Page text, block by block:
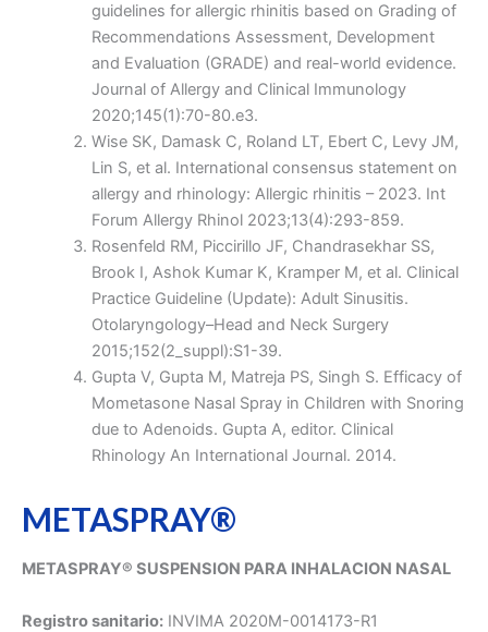
guidelines for allergic rhinitis based on Grading of
Recommendations Assessment, Development
and Evaluation (GRADE) and real-world evidence.
Journal of Allergy and Clinical Immunology
2020;145(1):70-80.e3.
Wise SK, Damask C, Roland LT, Ebert C, Levy JM,
Lin S, et al. International consensus statement on
allergy and rhinology: Allergic rhinitis – 2023. Int
Forum Allergy Rhinol 2023;13(4):293-859.
Rosenfeld RM, Piccirillo JF, Chandrasekhar SS,
Brook I, Ashok Kumar K, Kramper M, et al. Clinical
Practice Guideline (Update): Adult Sinusitis.
Otolaryngology–Head and Neck Surgery
2015;152(2_suppl):S1-39.
Gupta V, Gupta M, Matreja PS, Singh S. Efficacy of
Mometasone Nasal Spray in Children with Snoring
due to Adenoids. Gupta A, editor. Clinical
Rhinology An International Journal. 2014.
METASPRAY®
METASPRAY® SUSPENSION PARA INHALACION NASAL
Registro sanitario: INVIMA 2020M-0014173-R1